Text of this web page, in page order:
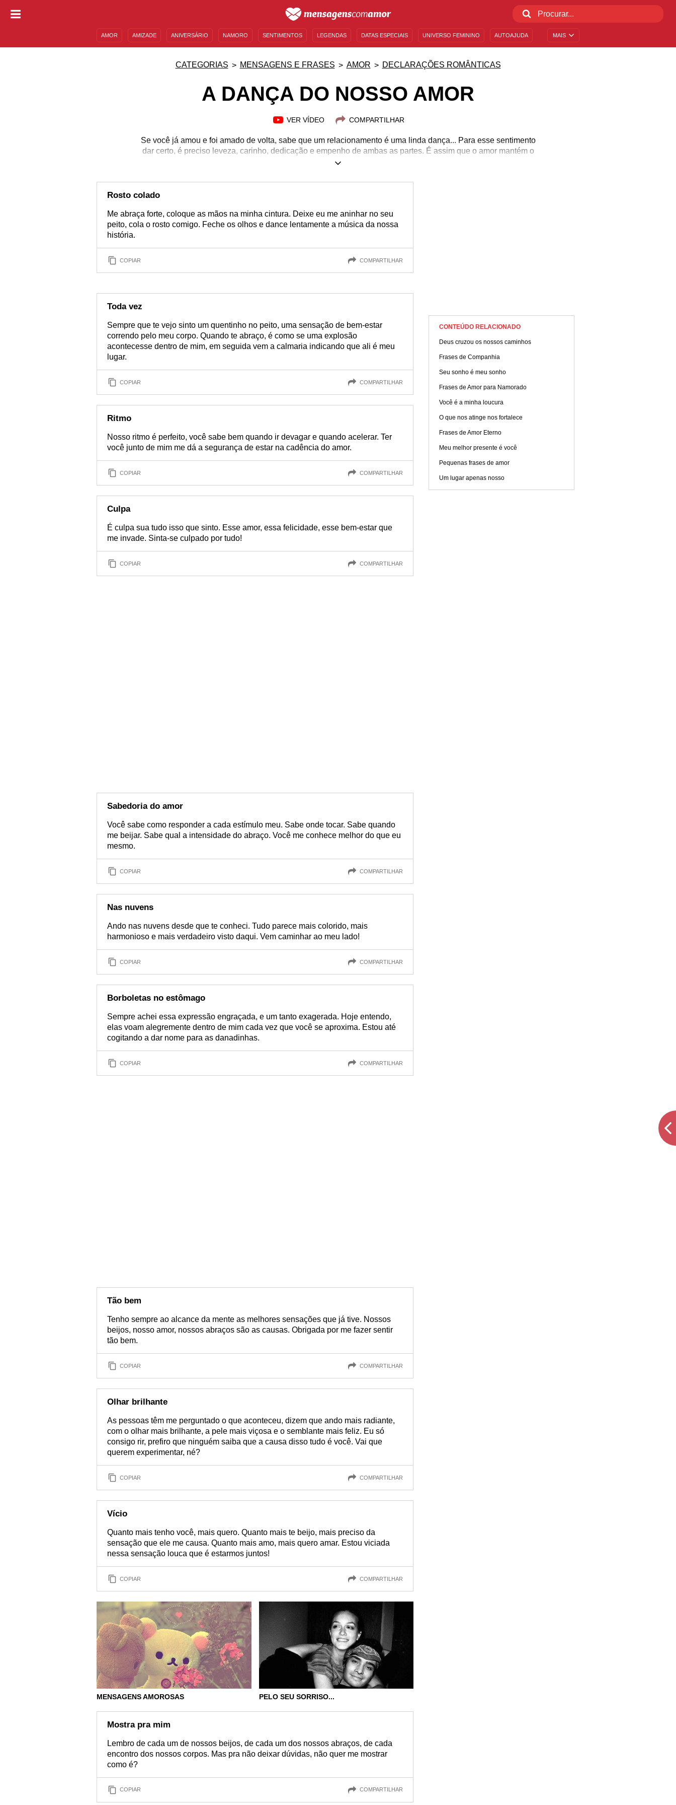
MAIS
AMOR AMIZADE ANIVERSÁRIO NAMORO SENTIMENTOS LEGENDAS DATAS ESPECIAIS UNIVERSO FEMININO AUTOAJUDA
CATEGORIAS MENSAGENS E FRASES AMOR DECLARAÇÕES ROMÂNTICAS
A DANÇA DO NOSSO AMOR
VER VÍDEO COMPARTILHAR
Se você já amou e foi amado de volta, sabe que um relacionamento é uma linda dança... Para esse sentimento
dar certo, é preciso leveza, carinho, dedicação e empenho de ambas as partes. É assim que o amor mantém o
seu ritmo!
Rosto colado
Me abraça forte, coloque as mãos na minha cintura. Deixe eu me aninhar no seu
peito, cola o rosto comigo. Feche os olhos e dance lentamente a música da nossa
história.
COPIAR COMPARTILHAR
Toda vez
Sempre que te vejo sinto um quentinho no peito, uma sensação de bem-estar
correndo pelo meu corpo. Quando te abraço, é como se uma explosão
acontecesse dentro de mim, em seguida vem a calmaria indicando que ali é meu
lugar.
COPIAR COMPARTILHAR
Ritmo
Nosso ritmo é perfeito, você sabe bem quando ir devagar e quando acelerar. Ter
você junto de mim me dá a segurança de estar na cadência do amor.
COPIAR COMPARTILHAR
Culpa
É culpa sua tudo isso que sinto. Esse amor, essa felicidade, esse bem-estar que
me invade. Sinta-se culpado por tudo!
COPIAR COMPARTILHAR
Sabedoria do amor
Você sabe como responder a cada estímulo meu. Sabe onde tocar. Sabe quando
me beijar. Sabe qual a intensidade do abraço. Você me conhece melhor do que eu
mesmo.
COPIAR COMPARTILHAR
Nas nuvens
Ando nas nuvens desde que te conheci. Tudo parece mais colorido, mais
harmonioso e mais verdadeiro visto daqui. Vem caminhar ao meu lado!
COPIAR COMPARTILHAR
Borboletas no estômago
Sempre achei essa expressão engraçada, e um tanto exagerada. Hoje entendo,
elas voam alegremente dentro de mim cada vez que você se aproxima. Estou até
cogitando a dar nome para as danadinhas.
COPIAR COMPARTILHAR
Tão bem
Tenho sempre ao alcance da mente as melhores sensações que já tive. Nossos
beijos, nosso amor, nossos abraços são as causas. Obrigada por me fazer sentir
tão bem.
COPIAR COMPARTILHAR
Olhar brilhante
As pessoas têm me perguntado o que aconteceu, dizem que ando mais radiante,
com o olhar mais brilhante, a pele mais viçosa e o semblante mais feliz. Eu só
consigo rir, prefiro que ninguém saiba que a causa disso tudo é você. Vai que
querem experimentar, né?
COPIAR COMPARTILHAR
Vício
Quanto mais tenho você, mais quero. Quanto mais te beijo, mais preciso da
sensação que ele me causa. Quanto mais amo, mais quero amar. Estou viciada
nessa sensação louca que é estarmos juntos!
COPIAR COMPARTILHAR
MENSAGENS AMOROSAS PELO SEU SORRISO...
Mostra pra mim
Lembro de cada um de nossos beijos, de cada um dos nossos abraços, de cada
encontro dos nossos corpos. Mas pra não deixar dúvidas, não quer me mostrar
como é?
COPIAR COMPARTILHAR
CONTEÚDO RELACIONADO
Deus cruzou os nossos caminhos
Frases de Companhia
Seu sonho é meu sonho
Frases de Amor para Namorado
Você é a minha loucura
O que nos atinge nos fortalece
Frases de Amor Eterno
Meu melhor presente é você
Pequenas frases de amor
Um lugar apenas nosso